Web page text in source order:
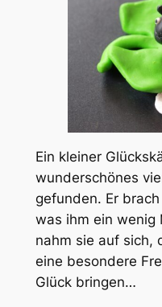
Ein kleiner
wunderschönes
gefunden. Er
was ihm ein wenig
nahm sie auf sich,
eine besondere
Glück bringen…